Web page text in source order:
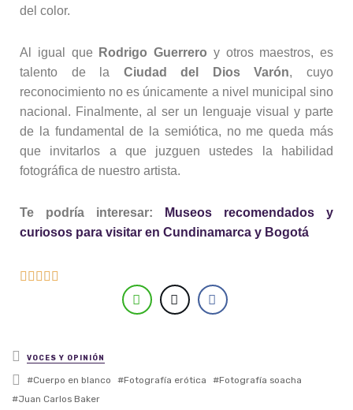
del color.
Al igual que Rodrigo Guerrero y otros maestros, es
talento de la Ciudad del Dios Varón, cuyo
reconocimiento no es únicamente a nivel municipal sino
nacional. Finalmente, al ser un lenguaje visual y parte
de la fundamental de la semiótica, no me queda más
que invitarlos a que juzguen ustedes la habilidad
fotográfica de nuestro artista.
Te podría interesar:
Museos recomendados y
curiosos para visitar en Cundinamarca y Bogotá
    
Posted in
VOCES Y OPINIÓN
Tagged with
Cuerpo en blanco Fotografía erótica
Fotografía soacha
Juan Carlos Baker